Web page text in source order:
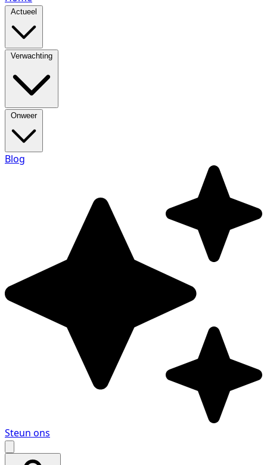
Actueel
Verwachting
Onweer
Blog
Steun ons